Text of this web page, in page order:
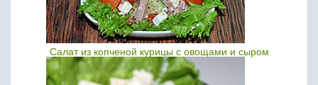
Салат из копченой курицы с овощами и сыром